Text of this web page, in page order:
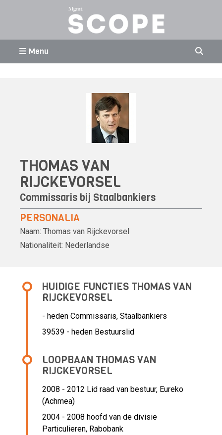
Menu
THOMAS VAN
RIJCKEVORSEL
Commissaris bij Staalbankiers
PERSONALIA
Naam: Thomas van Rijckevorsel
Nationaliteit: Nederlandse
HUIDIGE FUNCTIES THOMAS VAN
RIJCKEVORSEL
- heden Commissaris, Staalbankiers
39539 - heden Bestuurslid
LOOPBAAN THOMAS VAN
RIJCKEVORSEL
2008 - 2012 Lid raad van bestuur, Eureko
(Achmea)
2004 - 2008 hoofd van de divisie
Particulieren, Rabobank